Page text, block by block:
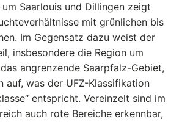
Saarlouis und Dillingen zeigt
mit grünlichen bis
Im Gegensatz dazu weist der
insbesondere die Region um
angrenzende Saarpfalz-Gebiet,
auf, was der UFZ-Klassifikation
entspricht. Vereinzelt sind im
auch rote Bereiche erkennbar,